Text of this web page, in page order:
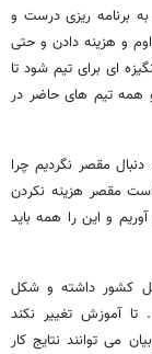
برنامه ریزی درست و
و هزینه دادن و حتی
ای برای تیم شود تا
همه تیم های حاضر در
مقصر نگردیم چرا
است مقصر هزینه نکردن
و این را همه باید
کشور داشته و شکل
آموزش تغییر نکند
می توانند نتایج کار